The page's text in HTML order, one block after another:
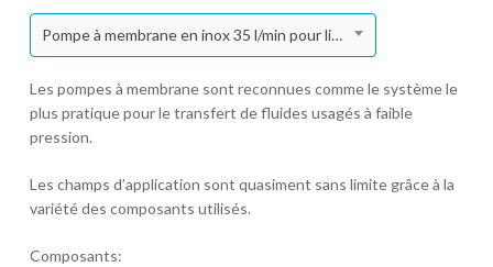
Pompe à membrane en inox 35 l/min pour liquides et produits alimentaires de faible densité
Les pompes à membrane sont reconnues comme le système le
plus pratique pour le transfert de fluides usagés à faible
pression.
Les champs d’application sont quasiment sans limite grâce à la
variété des composants utilisés.
Composants: